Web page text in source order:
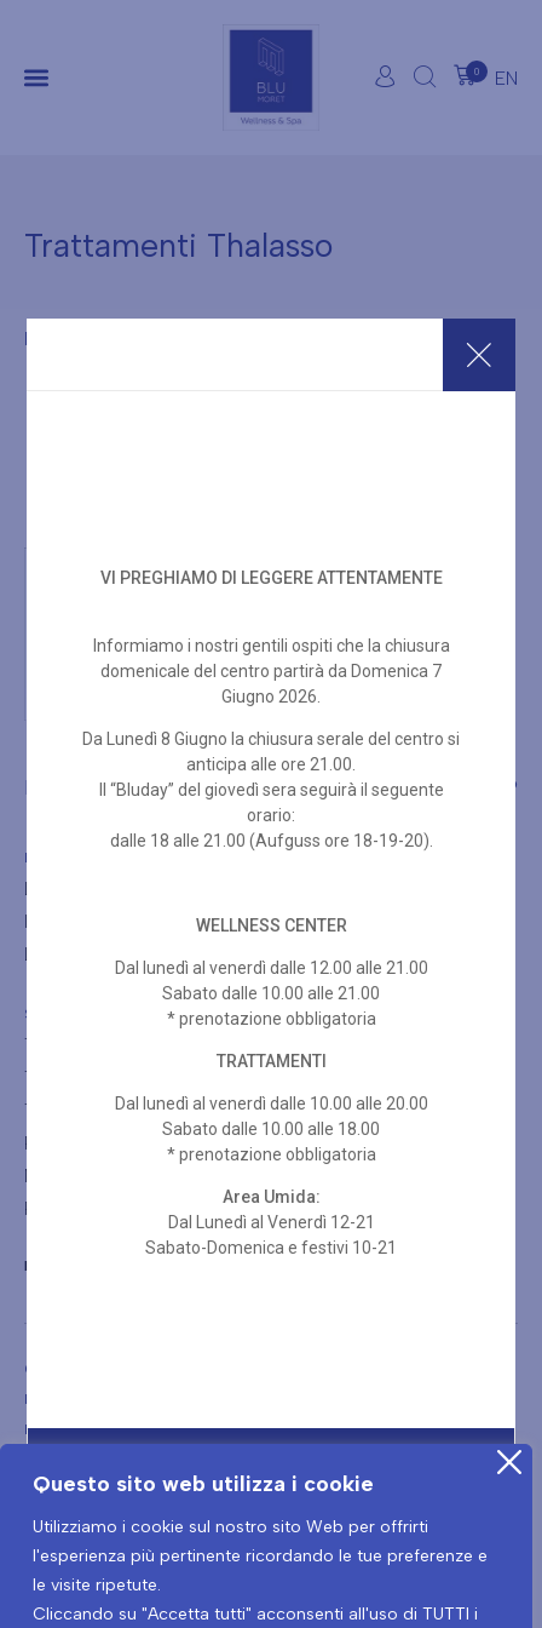
Questo sito web utilizza i cookie
Utilizziamo i cookie sul nostro sito Web per offrirti
l'esperienza più pertinente ricordando le tue preferenze e
le visite ripetute.
Cliccando su "Accetta tutti" acconsenti all'uso di TUTTI i
0 EN
Trattamenti Thalasso
It seems we can't find what you're looking for.
LA SPA TRATTAMENTI SHOP
LA SPA
SHOP
Trattamenti viso
Trattamenti corpo
Trattamenti thalasso
BLUMORET@LADIMORET.IT
Copyright © 2026
Blu Moret Wellness & Spa – Viale Tricesimo, 276 – 33100 – Udine (UD)
PIVA: 01199460302 – CIN: IT030129A1OX7IA8NL
VI PREGHIAMO DI LEGGERE ATTENTAMENTE
Informiamo i nostri gentili ospiti che la chiusura
domenicale del centro partirà da Domenica 7
Giugno 2026.
Da Lunedì 8 Giugno la chiusura serale del centro si
anticipa alle ore 21.00.
Il “Bluday” del giovedì sera seguirà il seguente
orario:
dalle 18 alle 21.00 (Aufguss ore 18-19-20).
WELLNESS CENTER
Dal lunedì al venerdì dalle 12.00 alle 21.00
Sabato dalle 10.00 alle 21.00
* prenotazione obbligatoria
TRATTAMENTI
Dal lunedì al venerdì dalle 10.00 alle 20.00
Sabato dalle 10.00 alle 18.00
* prenotazione obbligatoria
Area Umida:
Dal Lunedì al Venerdì 12-21
Sabato-Domenica e festivi 10-21